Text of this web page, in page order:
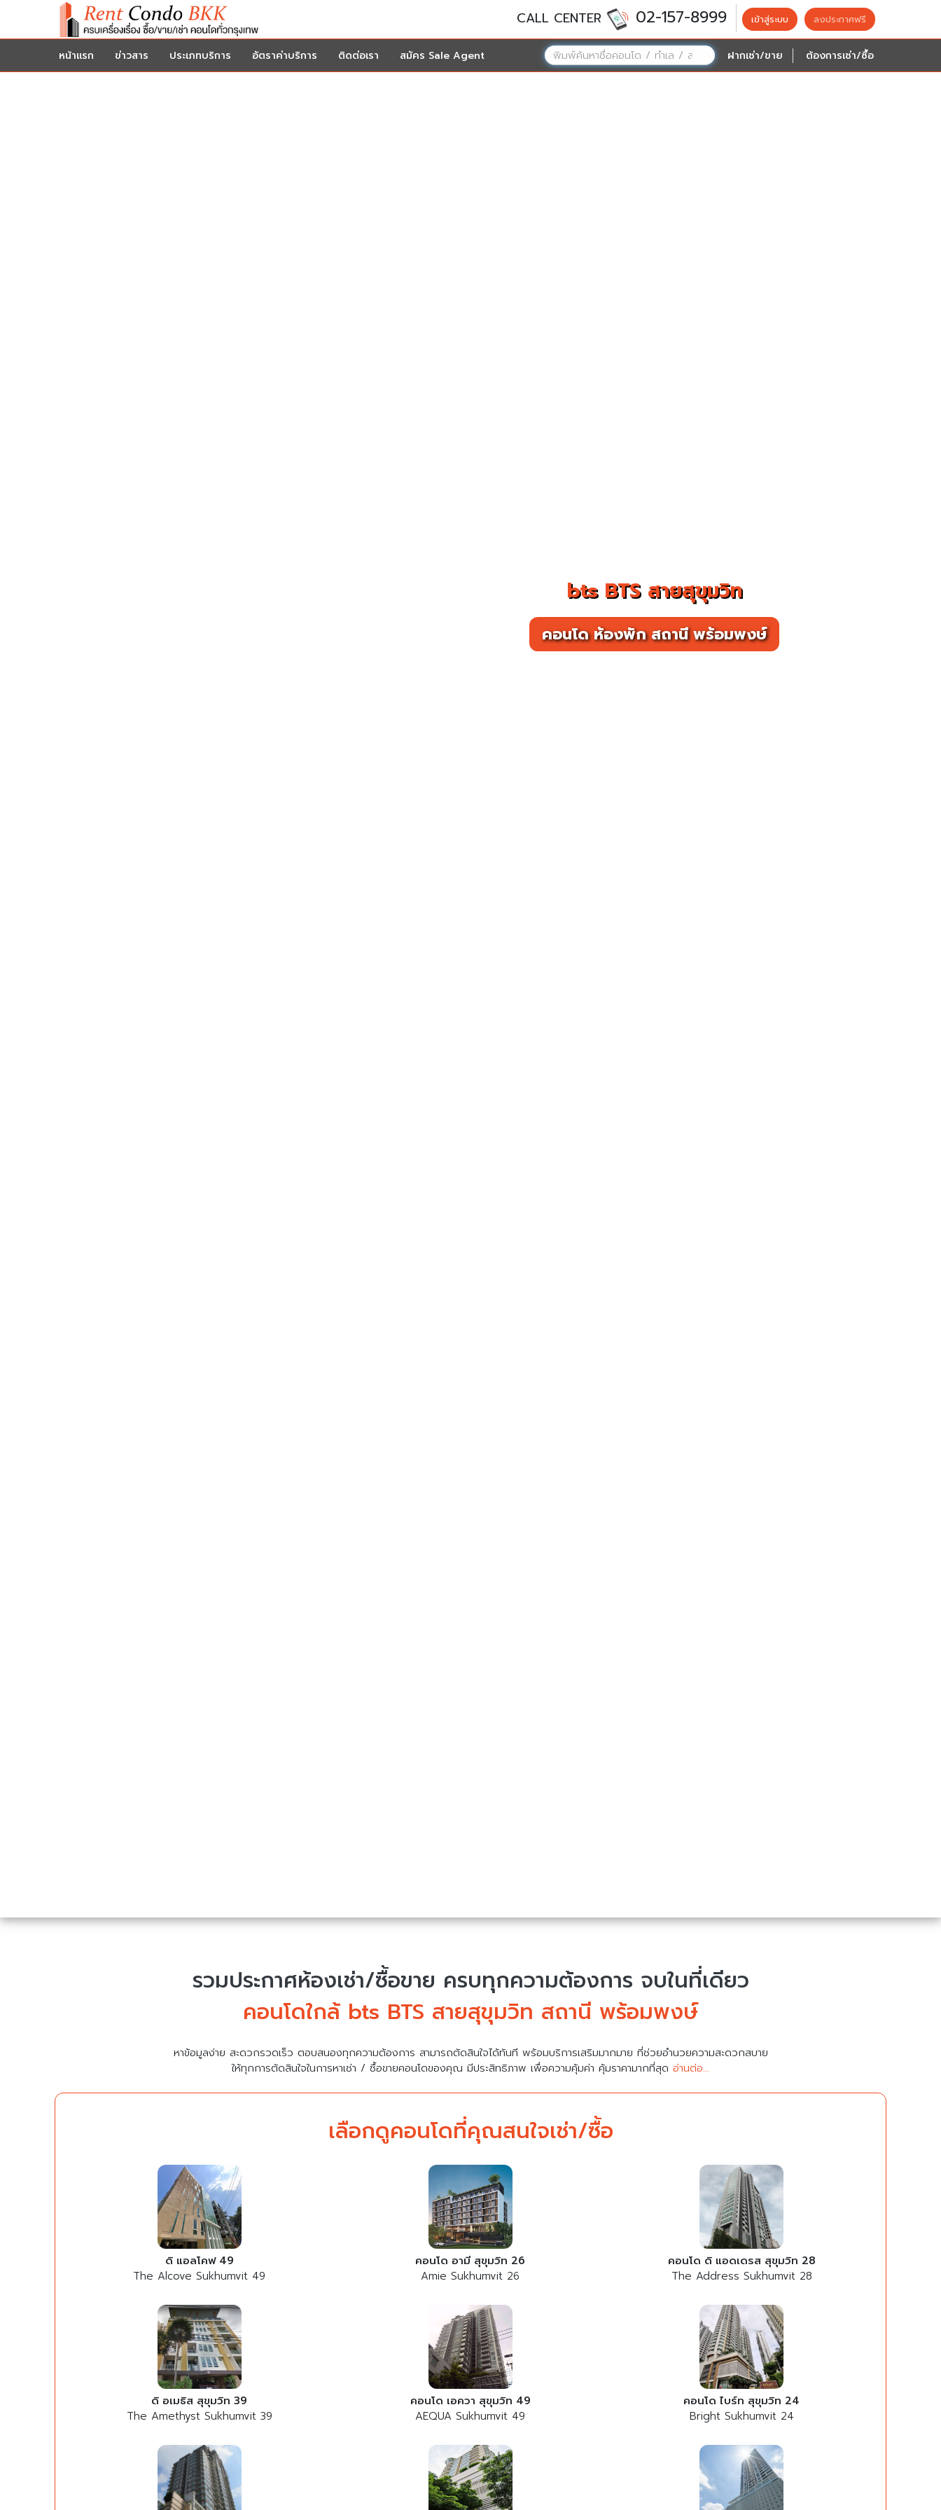
CALL CENTER 02-157-8999 เข้าสู่ระบบ ลงประกาศฟรี
หน้าแรก ข่าวสาร ประเภทบริการ อัตราค่าบริการ ติดต่อเรา สมัคร Sale Agent ฝากเช่า/ขาย ต้องการเช่า/ซื้อ
bts BTS สายสุขุมวิท
คอนโด ห้องพัก สถานี พร้อมพงษ์
รวมประกาศห้องเช่า/ซื้อขาย ครบทุกความต้องการ จบในที่เดียว
คอนโดใกล้ bts BTS สายสุขุมวิท สถานี พร้อมพงษ์
หาข้อมูลง่าย สะดวกรวดเร็ว ตอบสนองทุกความต้องการ สามารถตัดสินใจได้ทันที พร้อมบริการเสริมมากมาย ที่ช่วยอำนวยความสะดวกสบาย
ให้ทุกการตัดสินใจในการหาเช่า / ซื้อขายคอนโดของคุณ มีประสิทธิภาพ เพื่อความคุ้มค่า คุ้มราคามากที่สุด อ่านต่อ...
เลือกดูคอนโดที่คุณสนใจเช่า/ซื้อ
ดิ แอลโคฟ 49
The Alcove Sukhumvit 49
คอนโด อามี สุขุมวิท 26
Amie Sukhumvit 26
คอนโด ดิ แอดเดรส สุขุมวิท 28
The Address Sukhumvit 28
ดิ อเมธิส สุขุมวิท 39
The Amethyst Sukhumvit 39
คอนโด เอควา สุขุมวิท 49
AEQUA Sukhumvit 49
คอนโด ไบร์ท สุขุมวิท 24
Bright Sukhumvit 24